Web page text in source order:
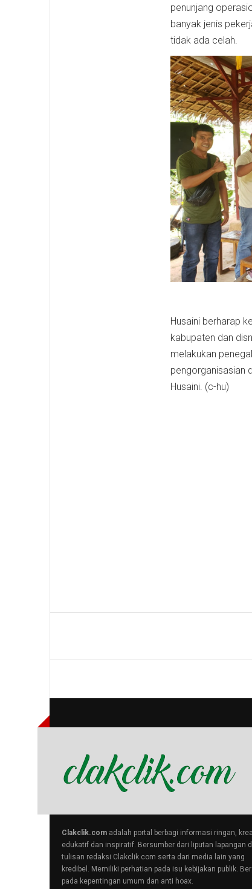
penunjang
banyak jenis
tidak ada celah.
Husaini berharap
kabupaten dan
melakukan
pengorganisasian
Husaini. (c-hu)
Clakclik.com adalah portal berbagi informasi ringan,
edukatif dan inspiratif. Bersumber dari liputan lapangan
tulisan redaksi Clakclik.com serta dari media lain yang
kredibel. Memiliki perhatian pada isu kebijakan publik.
pada kepentingan umum dan anti hoax.